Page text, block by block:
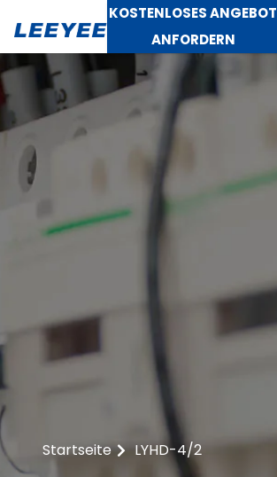
KOSTENLOSES ANGEBOT
ANFORDERN
Startseite LYHD-4/2